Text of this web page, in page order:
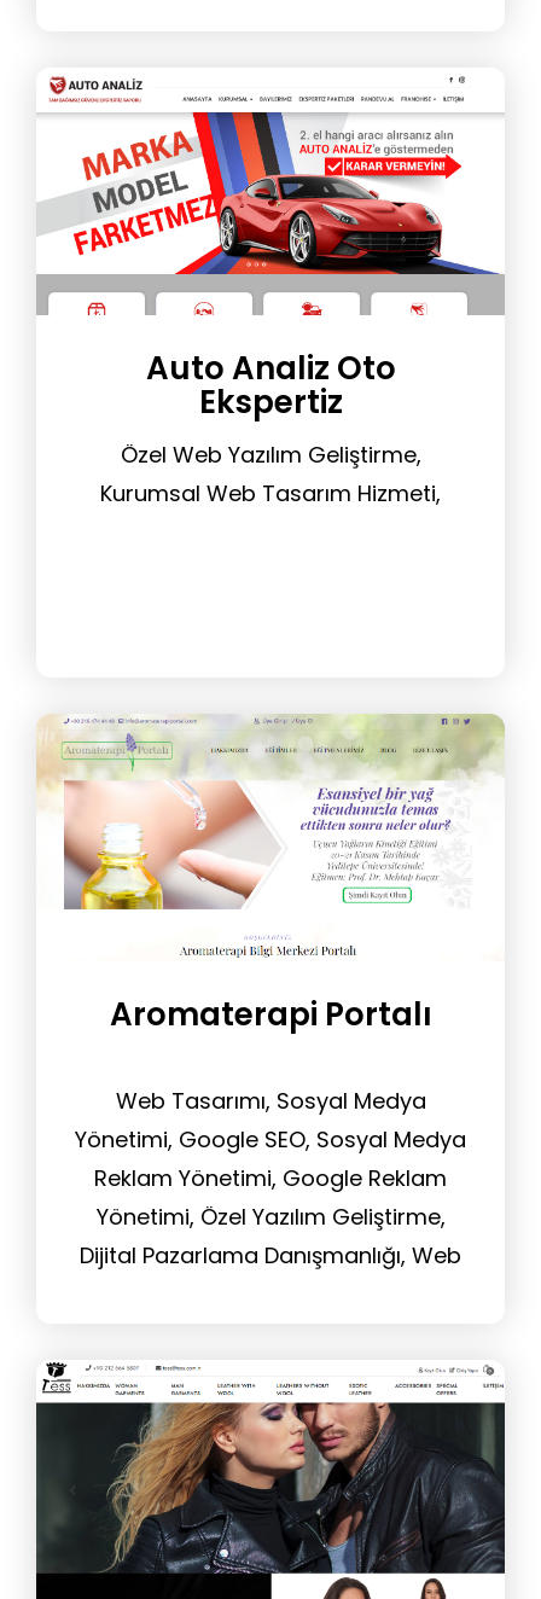
Auto Analiz Oto
Ekspertiz
Özel Web Yazılım Geliştirme,
Kurumsal Web Tasarım Hizmeti,
Aromaterapi Portalı
Web Tasarımı, Sosyal Medya
Yönetimi, Google SEO, Sosyal Medya
Reklam Yönetimi, Google Reklam
Yönetimi, Özel Yazılım Geliştirme,
Dijital Pazarlama Danışmanlığı, Web